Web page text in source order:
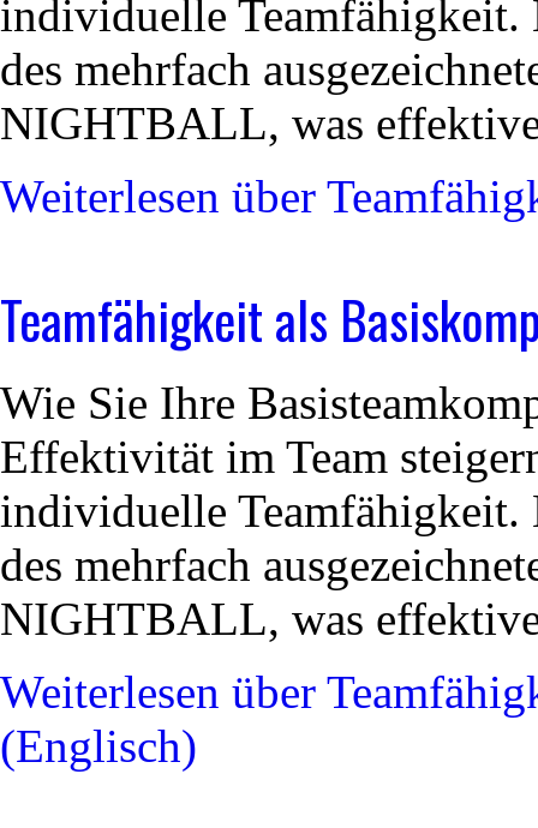
individuelle Teamfähigkeit.
des mehrfach
NIGHTBALL, was
Weiterlesen über
Teamfähigkeit als
Wie Sie Ihre
Effektivität im Team
individuelle Teamfähigkeit.
des mehrfach
NIGHTBALL, was
Weiterlesen über
(Englisch)